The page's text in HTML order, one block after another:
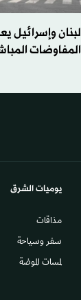
لبنان وإسرائيل
المفاوضات
يوميات الشرق​
مذاقات
سفر وسياحة
لمسات الموضة